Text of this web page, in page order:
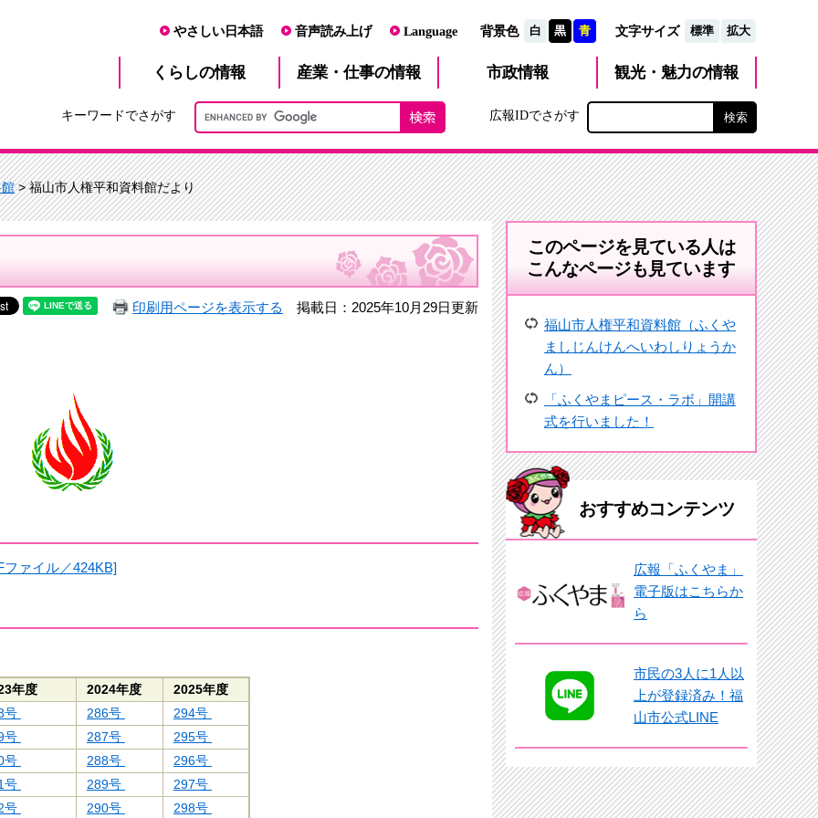
やさしい日本語 音声読み上げ Language 背景色 白 黒 青 文字サイズ 標準 拡大
くらしの情報 産業・仕事の情報 市政情報 観光・魅力の情報
キーワードでさがす 広報IDでさがす
> 福山市人権平和資料館だより
印刷用ページを表示する 掲載日：2025年10月29日更新
ァイル／424KB]
年度 2024年度
2025年度
号
286号
294号
号
287号
295号
号
288号
296号
号
289号
297号
号
290号 298号
このページを見ている人は
こんなページも見ています
福山市人権平和資料館（ふくや
ましじんけんへいわしりょうか
ん）
「ふくやまピース・ラボ」開講
式を行いました！
おすすめコンテンツ
広報「ふくやま」
電子版はこちらか
ら
市民の3人に1人以
上が登録済み！福
山市公式LINE